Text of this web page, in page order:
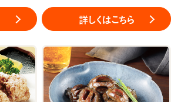
詳しくはこちら